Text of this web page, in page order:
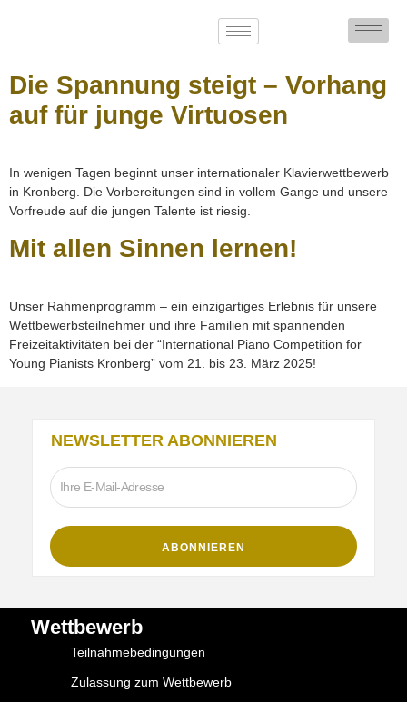
Die Spannung steigt – Vorhang
auf für junge Virtuosen
In wenigen Tagen beginnt unser internationaler Klavierwettbewerb
in Kronberg. Die Vorbereitungen sind in vollem Gange und unsere
Vorfreude auf die jungen Talente ist riesig.
Mit allen Sinnen lernen!
Unser Rahmenprogramm – ein einzigartiges Erlebnis für unsere
Wettbewerbsteilnehmer und ihre Familien mit spannenden
Freizeitaktivitäten bei der “International Piano Competition for
Young Pianists Kronberg” vom 21. bis 23. März 2025!
NEWSLETTER ABONNIEREN
Wettbewerb
Teilnahmebedingungen
Zulassung zum Wettbewerb